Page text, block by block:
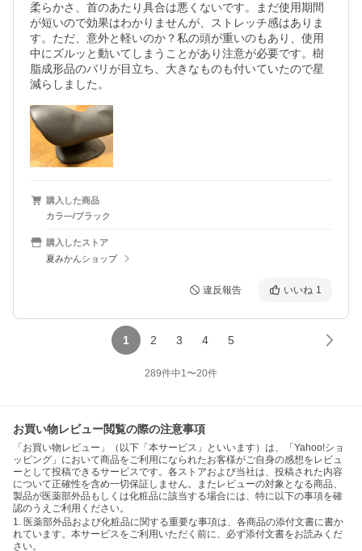
柔らかさ、首のあたり具合は悪くないです。まだ使用期間
が短いので効果はわかりませんが、ストレッチ感はありま
す。ただ、意外と軽いのか？私の頭が重いのもあり、使用
中にズルッと動いてしまうことがあり注意が必要です。樹
脂成形品のバリが目立ち、大きなものも付いていたので星
減らしました。
購入した商品
カラ―/ブラック
購入したストア
夏みかんショップ
違反報告 いいね 1
1 2 3 4 5
289件中1〜20件
お買い物レビュー閲覧の際の注意事項
「お買い物レビュー」（以下「本サービス」といいます）は、「Yahoo!ショ
ッピング」において商品をご利用になられたお客様がご自身の感想をレビュ
ーとして投稿できるサービスです。各ストアおよび当社は、投稿された内容
について正確性を含め一切保証しません。またレビューの対象となる商品、
製品が医薬部外品もしくは化粧品に該当する場合には、特に以下の事項を確
認のうえご利用ください。
1. 医薬部外品および化粧品に関する重要な事項は、各商品の添付文書に書か
れています。本サービスをご利用いただく前に、必ず添付文書をお読みくだ
さい。